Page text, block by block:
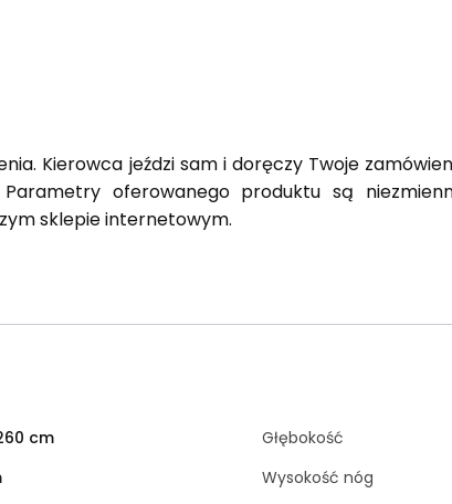
Kierowca jeździ sam i doręczy Twoje
Parametry oferowanego produktu są
sklepie internetowym.
cm Głębokość
Wysokość nóg